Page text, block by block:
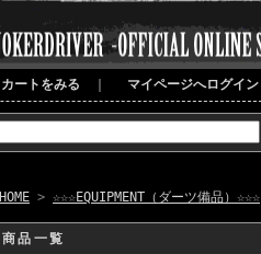
カートをみる マイページへログイン
HOME > ☆☆☆EQUIPMENT（ダーツ備品）☆☆☆
商品一覧